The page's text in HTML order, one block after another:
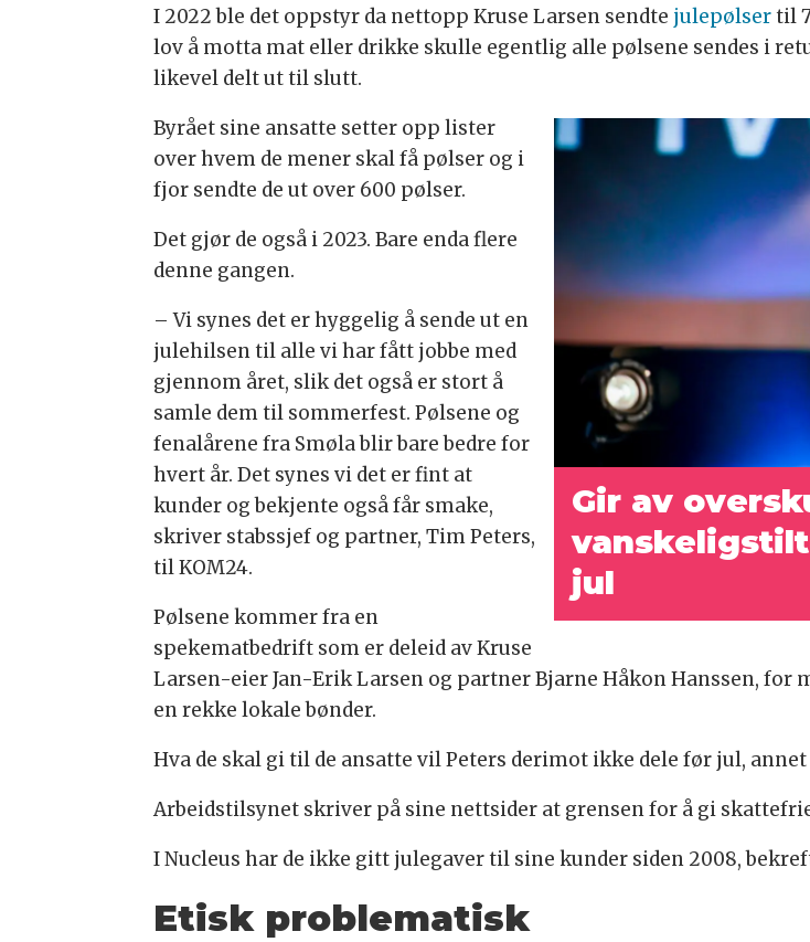
I 2022 ble det oppstyr da nettopp Kruse Larsen sendte julepølsertil
lov å motta mat eller drikke skulle egentlig alle pølsene sendes i
likevel delt ut til slutt.
Gir av
jul
Byrået sine ansatte setter opp lister
over hvem de mener skal få pølser og i
fjor sendte de ut over 600 pølser.
Det gjør de også i 2023. Bare enda flere
denne gangen.
– Vi synes det er hyggelig å sende ut en
julehilsen til alle vi har fått jobbe med
gjennom året, slik det også er stort å
samle dem til sommerfest. Pølsene og
fenalårene fra Smøla blir bare bedre for
hvert år. Det synes vi det er fint at
kunder og bekjente også får smake,
skriver stabssjef og partner, Tim Peters,
til KOM24.
Pølsene kommer fra en
spekematbedrift som er deleid av Kruse
Larsen-eier Jan-Erik Larsen og partner Bjarne Håkon Hanssen, for
en rekke lokale bønder.
Hva de skal gi til de ansatte vil Peters derimot ikke dele før jul,
Arbeidstilsynet skriver på sine nettsider at grensen for å gi
I Nucleus har de ikke gitt julegaver til sine kunder siden 2008,
Etisk problematisk